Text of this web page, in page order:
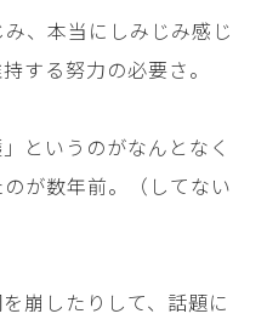
、本当にしみじみ感じ
する努力の必要さ。
というのがなんとなく
が数年前。（してない
崩したりして、話題に